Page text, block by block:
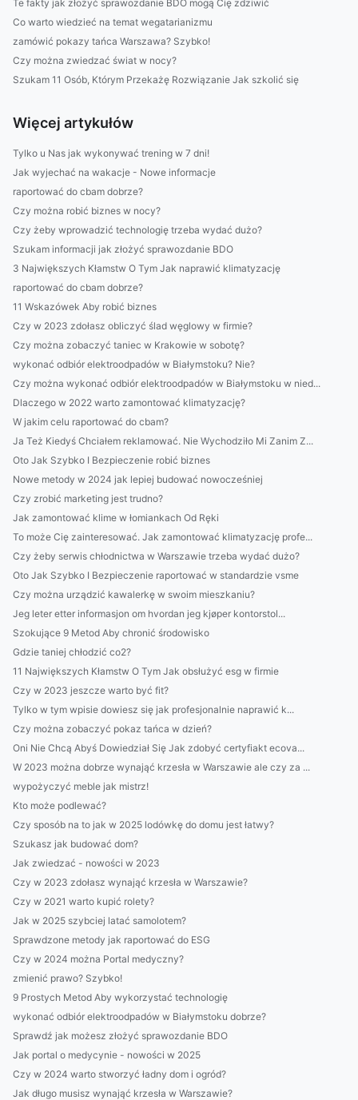
Te fakty jak złożyć sprawozdanie BDO mogą Cię zdziwić
Co warto wiedzieć na temat wegatarianizmu
zamówić pokazy tańca Warszawa? Szybko!
Czy można zwiedzać świat w nocy?
Szukam 11 Osób, Którym Przekażę Rozwiązanie Jak szkolić się
Więcej artykułów
Tylko u Nas jak wykonywać trening w 7 dni!
Jak wyjechać na wakacje - Nowe informacje
raportować do cbam dobrze?
Czy można robić biznes w nocy?
Czy żeby wprowadzić technologię trzeba wydać dużo?
Szukam informacji jak złożyć sprawozdanie BDO
3 Największych Kłamstw O Tym Jak naprawić klimatyzację
raportować do cbam dobrze?
11 Wskazówek Aby robić biznes
Czy w 2023 zdołasz obliczyć ślad węglowy w firmie?
Czy można zobaczyć taniec w Krakowie w sobotę?
wykonać odbiór elektroodpadów w Białymstoku? Nie?
Czy można wykonać odbiór elektroodpadów w Białymstoku w nied...
Dlaczego w 2022 warto zamontować klimatyzację?
W jakim celu raportować do cbam?
Ja Też Kiedyś Chciałem reklamować. Nie Wychodziło Mi Zanim Z...
Oto Jak Szybko I Bezpieczenie robić biznes
Nowe metody w 2024 jak lepiej budować nowocześniej
Czy zrobić marketing jest trudno?
Jak zamontować klime w łomiankach Od Ręki
To może Cię zainteresować. Jak zamontować klimatyzację profe...
Czy żeby serwis chłodnictwa w Warszawie trzeba wydać dużo?
Oto Jak Szybko I Bezpieczenie raportować w standardzie vsme
Czy można urządzić kawalerkę w swoim mieszkaniu?
Jeg leter etter informasjon om hvordan jeg kjøper kontorstol...
Szokujące 9 Metod Aby chronić środowisko
Gdzie taniej chłodzić co2?
11 Największych Kłamstw O Tym Jak obsłużyć esg w firmie
Czy w 2023 jeszcze warto być fit?
Tylko w tym wpisie dowiesz się jak profesjonalnie naprawić k...
Czy można zobaczyć pokaz tańca w dzień?
Oni Nie Chcą Abyś Dowiedział Się Jak zdobyć certyfiakt ecova...
W 2023 można dobrze wynająć krzesła w Warszawie ale czy za ...
wypożyczyć meble jak mistrz!
Kto może podlewać?
Czy sposób na to jak w 2025 lodówkę do domu jest łatwy?
Szukasz jak budować dom?
Jak zwiedzać - nowości w 2023
Czy w 2023 zdołasz wynająć krzesła w Warszawie?
Czy w 2021 warto kupić rolety?
Jak w 2025 szybciej latać samolotem?
Sprawdzone metody jak raportować do ESG
Czy w 2024 można Portal medyczny?
zmienić prawo? Szybko!
9 Prostych Metod Aby wykorzystać technologię
wykonać odbiór elektroodpadów w Białymstoku dobrze?
Sprawdź jak możesz złożyć sprawozdanie BDO
Jak portal o medycynie - nowości w 2025
Czy w 2024 warto stworzyć ładny dom i ogród?
Jak długo musisz wynająć krzesła w Warszawie?